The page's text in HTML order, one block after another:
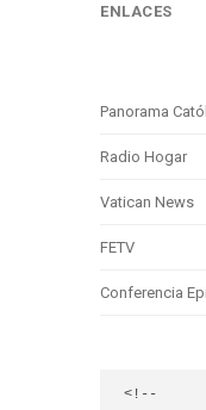
ENLACES
Panorama
Radio Hogar
Vatican News
FETV
Conferencia
<!--